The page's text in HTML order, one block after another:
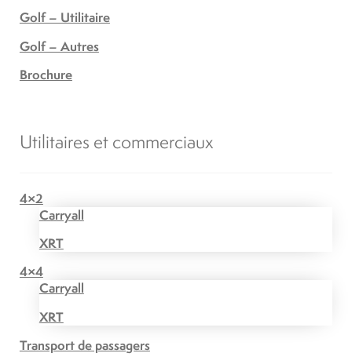
Golf – Utilitaire
Golf – Autres
Brochure
Utilitaires et commerciaux
4×2
Carryall
XRT
4×4
Carryall
XRT
Transport de passagers